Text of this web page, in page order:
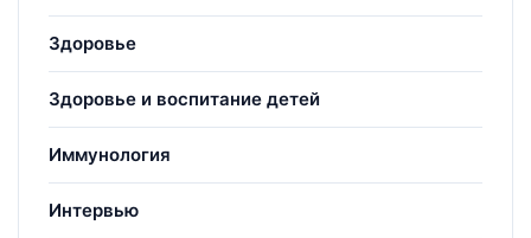
Здоровье
Здоровье и воспитание детей
Иммунология
Интервью